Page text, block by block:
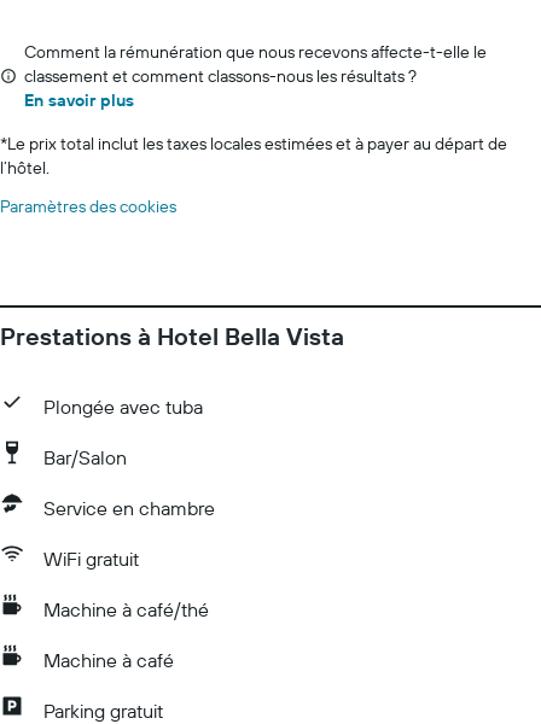
Comment la rémunération que nous recevons affecte-t-elle le
classement et comment classons-nous les résultats ?
En savoir plus
*Le prix total inclut les taxes locales estimées et à payer au départ de
l’hôtel.
Paramètres des cookies
Prestations à Hotel Bella Vista
Plongée avec tuba
Bar/Salon
Service en chambre
WiFi gratuit
Machine à café/thé
Machine à café
Parking gratuit